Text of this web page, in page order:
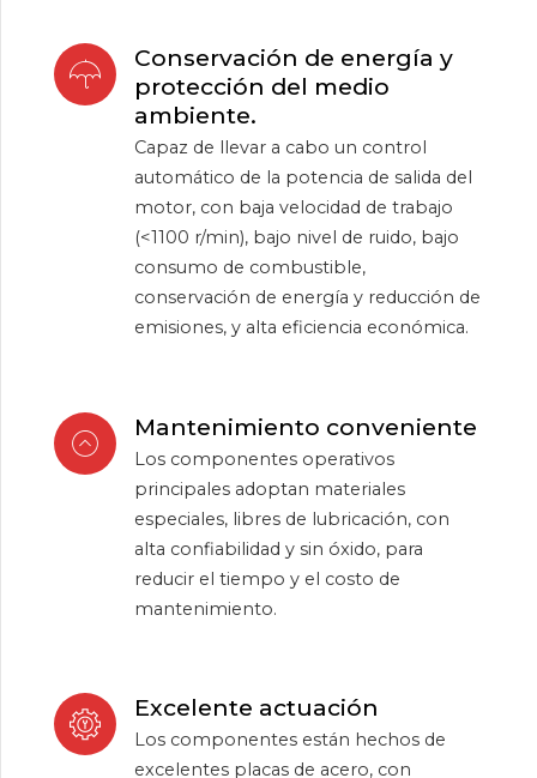
Conservación de energía y
protección del medio
ambiente.
Capaz de llevar a cabo un control
automático de la potencia de salida del
motor, con baja velocidad de trabajo
(<1100 r/min), bajo nivel de ruido, bajo
consumo de combustible,
conservación de energía y reducción de
emisiones, y alta eficiencia económica.
Mantenimiento conveniente
Los componentes operativos
principales adoptan materiales
especiales, libres de lubricación, con
alta confiabilidad y sin óxido, para
reducir el tiempo y el costo de
mantenimiento.
Excelente actuación
Los componentes están hechos de
excelentes placas de acero, con